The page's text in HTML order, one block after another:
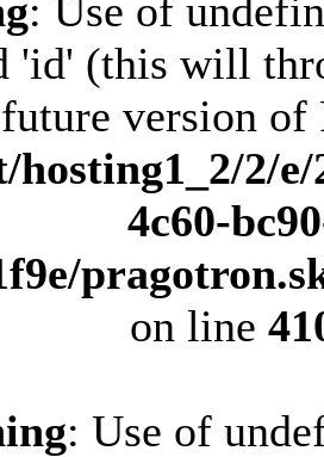
: Use of
'id' (this will
future version of
2/e/
4c60-
on line
: Use of